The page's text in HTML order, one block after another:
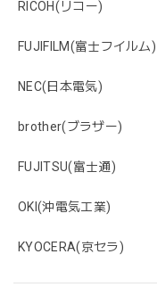
RICOH(リコー)
FUJIFILM(富士フイルム)
NEC(日本電気)
brother(ブラザー)
FUJITSU(富士通)
OKI(沖電気工業)
KYOCERA(京セラ)